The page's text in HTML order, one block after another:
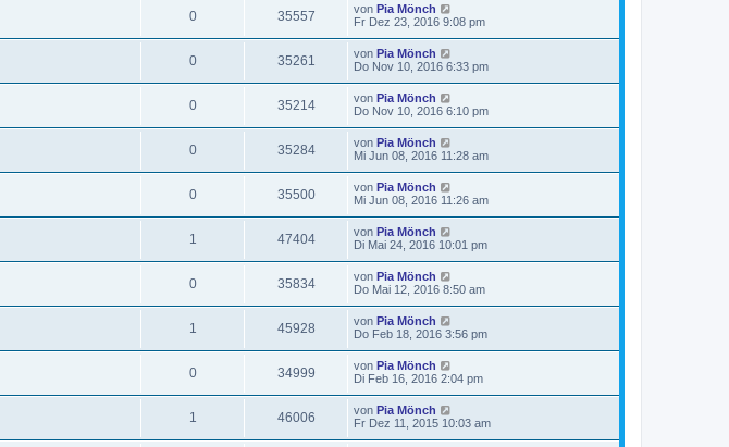
0 35557 von Pia Mönch
Fr Dez 23, 2016 9:08 pm
0 35261 von Pia Mönch
Do Nov 10, 2016 6:33 pm
0 35214 von Pia Mönch
Do Nov 10, 2016 6:10 pm
0 35284 von Pia Mönch
Mi Jun 08, 2016 11:28 am
0 35500 von Pia Mönch
Mi Jun 08, 2016 11:26 am
1 47404 von Pia Mönch
Di Mai 24, 2016 10:01 pm
0 35834 von Pia Mönch
Do Mai 12, 2016 8:50 am
1 45928 von Pia Mönch
Do Feb 18, 2016 3:56 pm
0 34999 von Pia Mönch
Di Feb 16, 2016 2:04 pm
1 46006 von Pia Mönch
Fr Dez 11, 2015 10:03 am